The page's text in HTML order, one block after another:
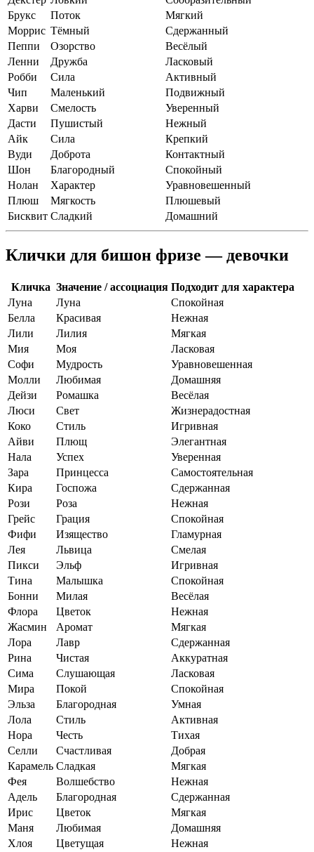
Брукс
Поток
Мягкий
Моррис Тёмный
Сдержанный
Пеппи
Озорство
Весёлый
Ленни
Дружба
Ласковый
Робби
Сила
Активный
Чип
Маленький
Подвижный
Харви
Смелость
Уверенный
Дасти
Пушистый
Нежный
Айк
Сила
Крепкий
Вуди
Доброта
Контактный
Шон
Благородный
Спокойный
Нолан
Характер
Уравновешенный
Плюш
Мягкость
Плюшевый
Бисквит Сладкий Домашний
Клички для бишон фризе — девочки
Кличка Значение / ассоциация Подходит для характера
Луна
Луна
Спокойная
Белла
Красивая
Нежная
Лили
Лилия
Мягкая
Мия
Моя
Ласковая
Софи
Мудрость
Уравновешенная
Молли
Любимая
Домашняя
Дейзи
Ромашка
Весёлая
Люси
Свет
Жизнерадостная
Коко
Стиль
Игривная
Айви
Плющ
Элегантная
Нала
Успех
Уверенная
Зара
Принцесса
Самостоятельная
Кира
Госпожа
Сдержанная
Рози
Роза
Нежная
Грейс
Грация
Спокойная
Фифи
Изящество
Гламурная
Лея
Львица
Смелая
Пикси
Эльф
Игривная
Тина
Малышка
Спокойная
Бонни
Милая
Весёлая
Флора
Цветок
Нежная
Жасмин
Аромат
Мягкая
Лора
Лавр
Сдержанная
Рина
Чистая
Аккуратная
Сима
Слушающая
Ласковая
Мира
Покой
Спокойная
Эльза
Благородная
Умная
Лола
Стиль
Активная
Нора
Честь
Тихая
Селли
Счастливая
Добрая
Карамель Сладкая
Мягкая
Фея
Волшебство
Нежная
Адель
Благородная
Сдержанная
Ирис
Цветок
Мягкая
Маня
Любимая
Домашняя
Хлоя
Цветущая
Нежная